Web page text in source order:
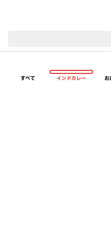
すべて インドカレー お